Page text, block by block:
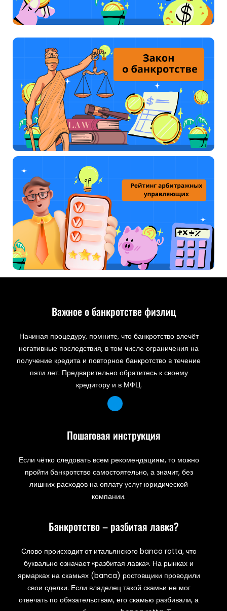
Важное о банкротстве физлиц
Начиная процедуру, помните, что банкротство влечёт
негативные последствия, в том числе ограничения на
получение кредита и повторное банкротство в течение
пяти лет. Предварительно обратитесь к своему
кредитору и в МФЦ.
Пошаговая инструкция
Если чётко следовать всем рекомендациям, то можно
пройти банкротство самостоятельно, а значит, без
лишних расходов на оплату услуг юридической
компании.
Банкротство – разбитая лавка?
Слово происходит от итальянского banca rotta, что
буквально означает «разбитая лавка». На рынках и
ярмарках на скамьях (banca) ростовщики проводили
свои сделки. Если владелец такой скамьи не мог
отвечать по обязательствам, его скамью разбивали, а